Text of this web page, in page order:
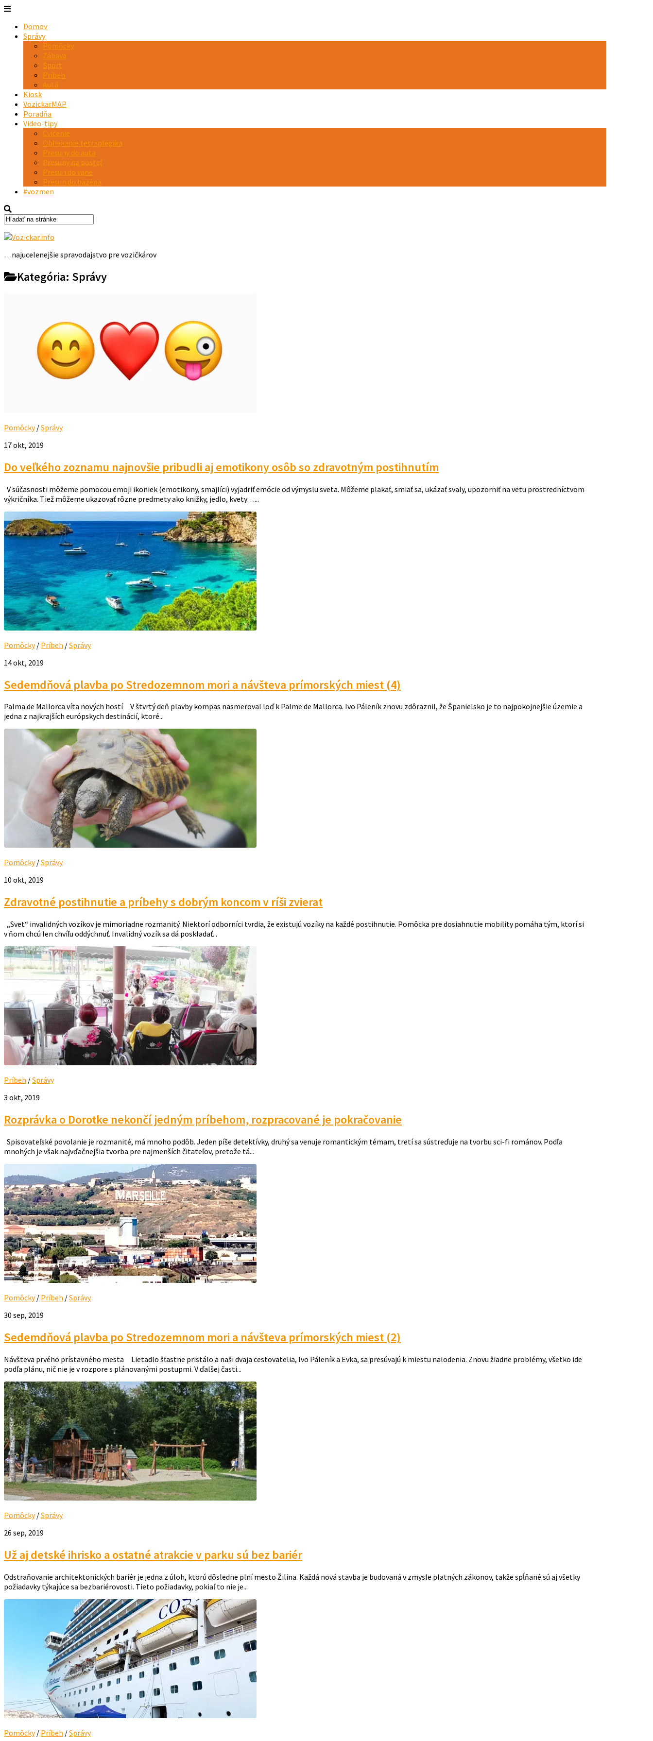
Domov
Správy
Pomôcky
Zábava
Šport
Príbeh
Autá
Kiosk
VozickarMAP
Poradňa
Video-tipy
Cvičenie
Obliekanie tetraplegika
Presuny do auta
Presuny na posteľ
Presun do vane
Presun do bazéna
#vozmen
…najucelenejšie spravodajstvo pre vozičkárov
Kategória: Správy
Pomôcky/Správy
17 okt, 2019
Do veľkého zoznamu najnovšie pribudli aj emotikony osôb so zdravotným postihnutím
V súčasnosti môžeme pomocou emoji ikoniek (emotikony, smajlíci) vyjadriť emócie od výmyslu sveta. Môžeme plakať, smiať sa, ukázať svaly, upozorniť na vetu prostredníctvom
výkričníka. Tiež môžeme ukazovať rôzne predmety ako knižky, jedlo, kvety…...
Pomôcky/ Príbeh /Správy
14 okt, 2019
Sedemdňová plavba po Stredozemnom mori a návšteva prímorských miest (4)
Palma de Mallorca víta nových hostí V štvrtý deň plavby kompas nasmeroval loď k Palme de Mallorca. Ivo Páleník znovu zdôraznil, že Španielsko je to najpokojnejšie územie a
jedna z najkrajších európskych destinácií, ktoré...
Pomôcky/Správy
10 okt, 2019
Zdravotné postihnutie a príbehy s dobrým koncom v ríši zvierat
„Svet“ invalidných vozíkov je mimoriadne rozmanitý. Niektorí odborníci tvrdia, že existujú vozíky na každé postihnutie. Pomôcka pre dosiahnutie mobility pomáha tým, ktorí si
v ňom chcú len chvíľu oddýchnuť. Invalidný vozík sa dá poskladať...
Príbeh /Správy
3 okt, 2019
Rozprávka o Dorotke nekončí jedným príbehom, rozpracované je pokračovanie
Spisovateľské povolanie je rozmanité, má mnoho podôb. Jeden píše detektívky, druhý sa venuje romantickým témam, tretí sa sústreďuje na tvorbu sci-fi románov. Podľa
mnohých je však najvďačnejšia tvorba pre najmenších čitateľov, pretože tá...
Pomôcky/ Príbeh /Správy
30 sep, 2019
Sedemdňová plavba po Stredozemnom mori a návšteva prímorských miest (2)
Návšteva prvého prístavného mesta Lietadlo šťastne pristálo a naši dvaja cestovatelia, Ivo Páleník a Evka, sa presúvajú k miestu nalodenia. Znovu žiadne problémy, všetko ide
podľa plánu, nič nie je v rozpore s plánovanými postupmi. V ďalšej časti...
Pomôcky/Správy
26 sep, 2019
Už aj detské ihrisko a ostatné atrakcie v parku sú bez bariér
Odstraňovanie architektonických bariér je jedna z úloh, ktorú dôsledne plní mesto Žilina. Každá nová stavba je budovaná v zmysle platných zákonov, takže spĺňané sú aj všetky
požiadavky týkajúce sa bezbariérovosti. Tieto požiadavky, pokiaľ to nie je...
Pomôcky/ Príbeh /Správy